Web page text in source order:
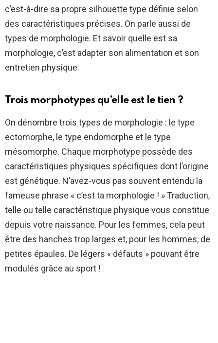
c’est-à-dire sa propre silhouette type définie selon
des caractéristiques précises. On parle aussi de
types de morphologie. Et savoir quelle est sa
morphologie, c’est adapter son alimentation et son
entretien physique.
Trois morphotypes qu’elle est le tien ?
On dénombre trois types de morphologie : le type
ectomorphe, le type endomorphe et le type
mésomorphe. Chaque morphotype possède des
caractéristiques physiques spécifiques dont l’origine
est génétique. N’avez-vous pas souvent entendu la
fameuse phrase « c’est ta morphologie ! » Traduction,
telle ou telle caractéristique physique vous constitue
depuis votre naissance. Pour les femmes, cela peut
être des hanches trop larges et, pour les hommes, de
petites épaules. De légers « défauts » pouvant être
modulés grâce au sport !